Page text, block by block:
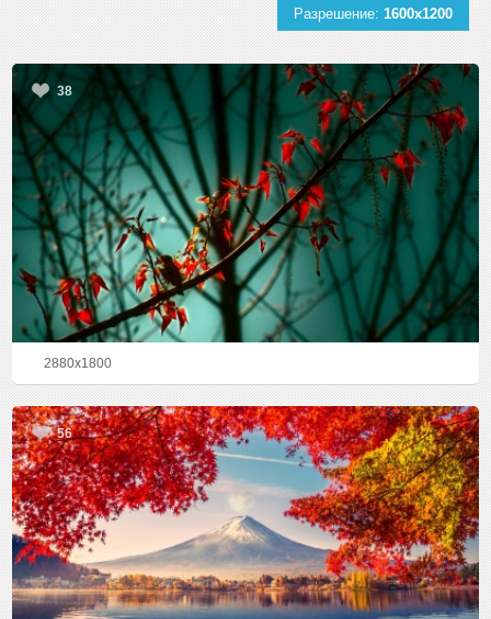
Разрешение: 1600x1200
38
2880x1800
56